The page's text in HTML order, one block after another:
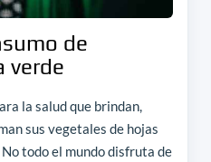
de
verde
la salud que brindan,
sus vegetales de hojas
todo el mundo disfruta de